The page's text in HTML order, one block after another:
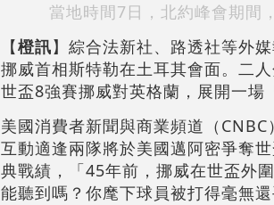
當地時間7日，北約峰會期間
【橙訊】綜合法新社、路透社等外
挪威首相斯特勒在土耳其會面。二
世盃8強賽挪威對英格蘭，展開一場
美國消費者新聞與商業頻道（
互動適逢兩隊將於美國邁阿密爭奪
典戰績，「45年前，挪威在世盃外
能聽到嗎？你麾下球員被打得毫無還